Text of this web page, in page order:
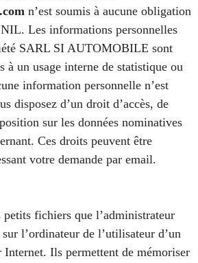
n’est soumis à aucune obligation
Les informations personnelles
SARL SI AUTOMOBILE sont
à un usage interne de statistique ou
information personnelle n’est
disposez d’un droit d’accès, de
sur les données nominatives
Ces droits peuvent être
votre demande par email.
petits fichiers que l’administrateur
l’ordinateur de l’utilisateur d’un
Ils permettent de mémoriser